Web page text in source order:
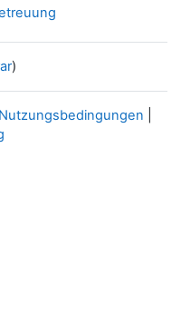
)
Nutzungsbedingungen